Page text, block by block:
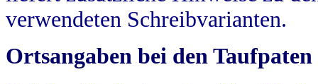
verwendeten Schreibvarianten.
Ortsangaben bei den Taufpaten